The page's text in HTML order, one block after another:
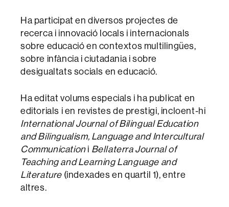
Ha participat en diversos projectes de
recerca i innovació locals i internacionals
sobre educació en contextos multilingües,
sobre infància i ciutadania i sobre
desigualtats socials en educació.
Ha editat volums especials i ha publicat en
editorials i en revistes de prestigi, incloent-hi
International Journal of Bilingual Education
and Bilingualism, Language and Intercultural
Communicationi Bellaterra Journal of
Teaching and Learning Language and
Literature (indexades en quartil 1), entre
altres.